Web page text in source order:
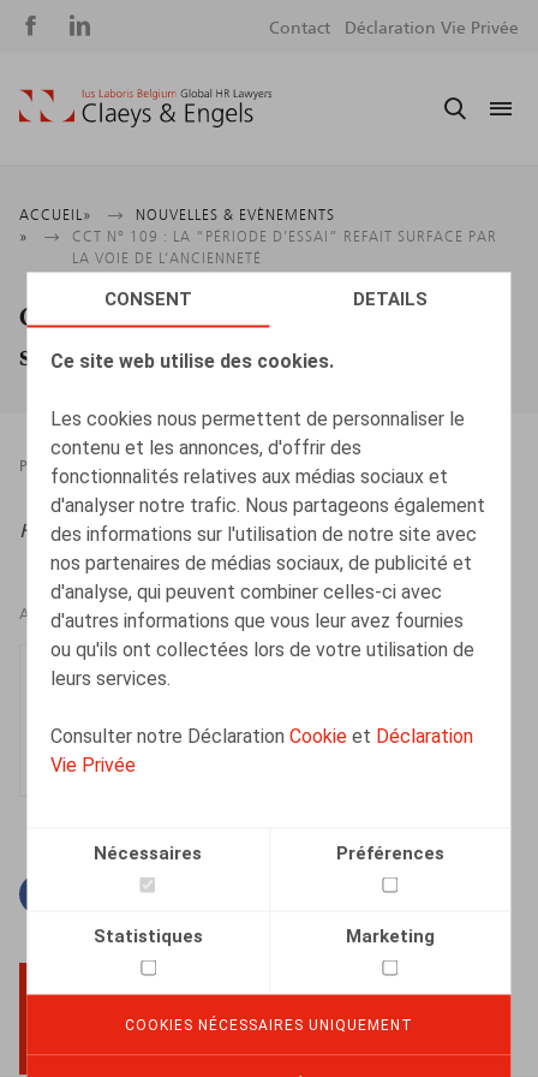
CONSENT DETAILS
Ce site web utilise des cookies.
Les cookies nous permettent de personnaliser le
contenu et les annonces, d'offrir des
fonctionnalités relatives aux médias sociaux et
d'analyser notre trafic. Nous partageons également
des informations sur l'utilisation de notre site avec
nos partenaires de médias sociaux, de publicité et
d'analyse, qui peuvent combiner celles-ci avec
d'autres informations que vous leur avez fournies
ou qu'ils ont collectées lors de votre utilisation de
leurs services.
Consulter notre DéclarationCookie et Déclaration
Vie Privée
Nécessaires Préférences
Statistiques Marketing
COOKIES NÉCESSAIRES UNIQUEMENT
Social
Contact Déclaration Vie Privée
Fil
d'Ariane
ACCUEIL
NOUVELLES & EVÈNEMENTS
CCT N° 109 : LA “PÉRIODE D’ESSAI” REFAIT SURFACE PAR
LA VOIE DE L’ANCIENNETÉ
CCT n° 109 : la “période d’essai” refait
surface par la voie de l’ancienneté
PRESSROOM 29.04.2026
HR.square (online),29/04/2026
AUTEURS
Facebook
TwitterLinkedin
BACK TO TOP